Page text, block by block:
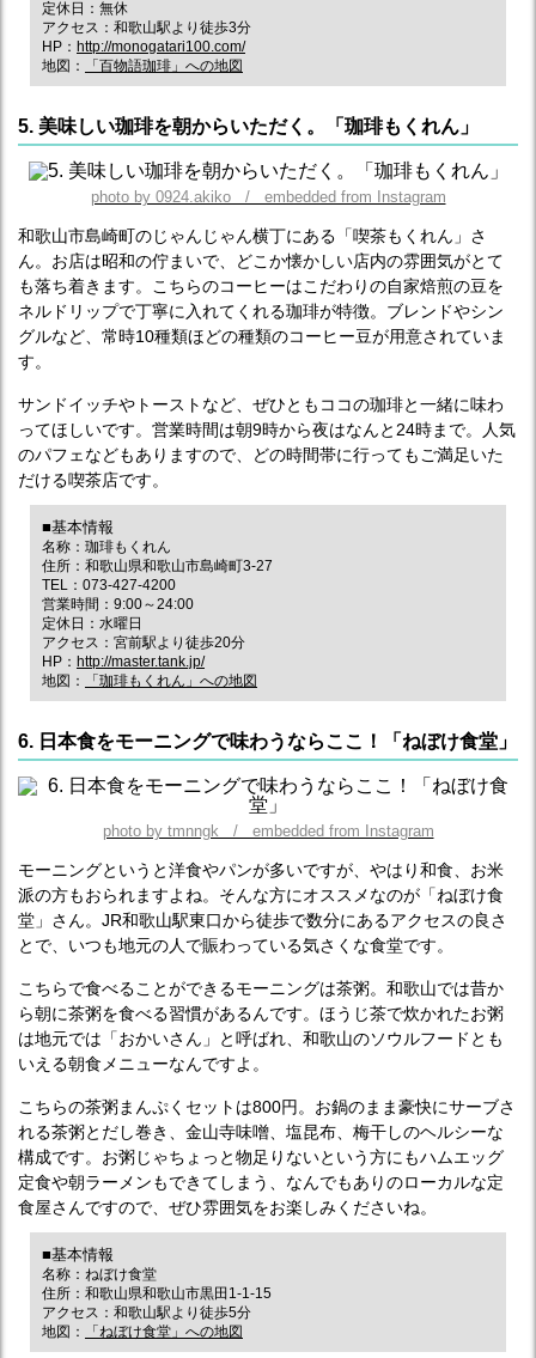
定休日：無休
アクセス：和歌山駅より徒歩3分
HP： http://monogatari100.com/
地図：
「百物語珈琲」への地図
5. 美味しい珈琲を朝からいただく。「珈琲もくれん」
photo by 0924.akiko / embedded from Instagram
和歌山市島崎町のじゃんじゃん横丁にある「喫茶もくれん」さ
ん。お店は昭和の佇まいで、どこか懐かしい店内の雰囲気がとて
も落ち着きます。こちらのコーヒーはこだわりの自家焙煎の豆を
ネルドリップで丁寧に入れてくれる珈琲が特徴。ブレンドやシン
グルなど、常時10種類ほどの種類のコーヒー豆が用意されていま
す。
サンドイッチやトーストなど、ぜひともココの珈琲と一緒に味わ
ってほしいです。営業時間は朝9時から夜はなんと24時まで。人気
のパフェなどもありますので、どの時間帯に行ってもご満足いた
だける喫茶店です。
■基本情報
名称：珈琲もくれん
住所：和歌山県和歌山市島崎町3-27
TEL：073-427-4200
営業時間：9:00～24:00
定休日：水曜日
アクセス：宮前駅より徒歩20分
HP： http://master.tank.jp/
地図：
「珈琲もくれん」への地図
6. 日本食をモーニングで味わうならここ！「ねぼけ食堂」
photo by tmnngk / embedded from Instagram
モーニングというと洋食やパンが多いですが、やはり和食、お米
派の方もおられますよね。そんな方にオススメなのが「ねぼけ食
堂」さん。JR和歌山駅東口から徒歩で数分にあるアクセスの良さ
とで、いつも地元の人で賑わっている気さくな食堂です。
こちらで食べることができるモーニングは茶粥。和歌山では昔か
ら朝に茶粥を食べる習慣があるんです。ほうじ茶で炊かれたお粥
は地元では「おかいさん」と呼ばれ、和歌山のソウルフードとも
いえる朝食メニューなんですよ。
こちらの茶粥まんぷくセットは800円。お鍋のまま豪快にサーブさ
れる茶粥とだし巻き、金山寺味噌、塩昆布、梅干しのヘルシーな
構成です。お粥じゃちょっと物足りないという方にもハムエッグ
定食や朝ラーメンもできてしまう、なんでもありのローカルな定
食屋さんですので、ぜひ雰囲気をお楽しみくださいね。
■基本情報
名称：ねぼけ食堂
住所：和歌山県和歌山市黒田1-1-15
アクセス：和歌山駅より徒歩5分
地図：
「ねぼけ食堂」への地図